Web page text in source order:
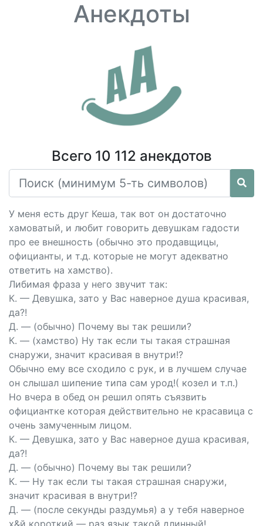
Анекдоты
Всего 10 112 анекдотов
У меня есть друг Кеша, так вот он достаточно
хамоватый, и любит говорить девушкам гадости
про ее внешность (обычно это продавщицы,
официанты, и т.д. которые не могут адекватно
ответить на хамство).
Либимая фраза у него звучит так:
К. — Девушка, зато у Вас наверное душа красивая,
да?!
Д. — (обычно) Почему вы так решили?
К. — (хамство) Ну так если ты такая страшная
снаружи, значит красивая в внутри!?
Обычно ему все сходило с рук, и в лучшем случае
он слышал шипение типа сам урод!( козел и т.п.)
Но вчера в обед он решил опять съязвить
официантке которая действительно не красавица с
очень замученным лицом.
К. — Девушка, зато у Вас наверное душа красивая,
да?!
Д. — (обычно) Почему вы так решили?
К. — Ну так если ты такая страшная снаружи,
значит красивая в внутри!?
Д. — (после секунды раздумья) а у тебя наверное
х&й короткий — раз язык такой длинный!